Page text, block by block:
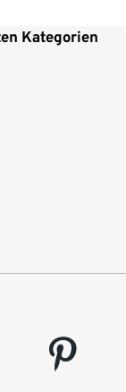
Kategorien
pinterest